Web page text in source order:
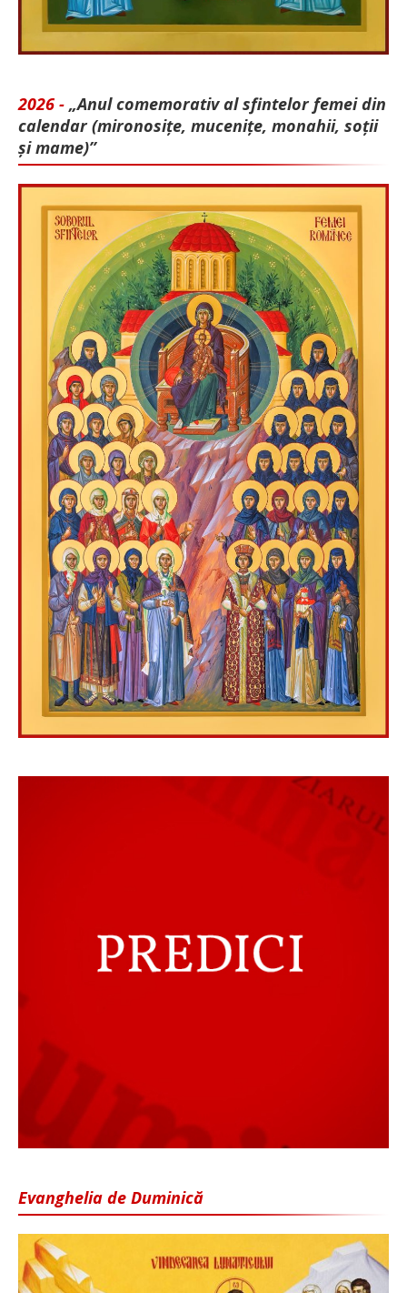
2026 - „Anul comemorativ al sfintelor femei din
calendar (mironosițe, mu­cenițe, monahii, soții
și mame)”
Evanghelia de Duminică